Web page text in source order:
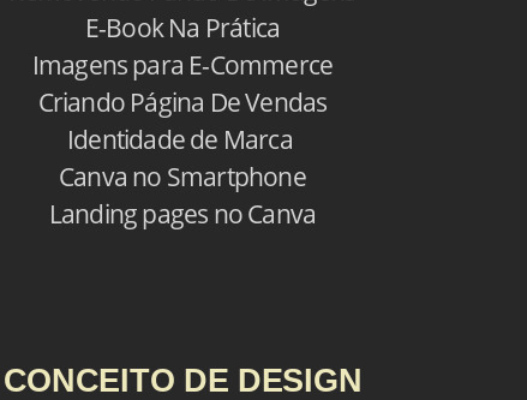
E-Book Na Prática
Imagens para E-Commerce
Criando Página De Vendas
Identidade de Marca
Canva no Smartphone
Landing pages no Canva
CONCEITO DE DESIGN